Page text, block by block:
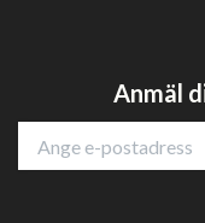
Anmäl